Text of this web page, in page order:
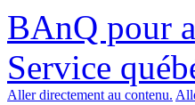
BAnQ pour
Service
Aller directement au contenu.